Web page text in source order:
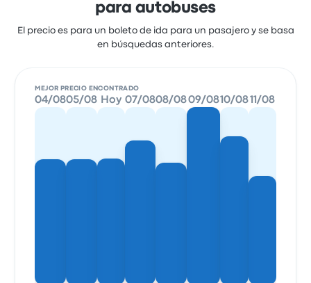
para autobuses
El precio es para un boleto de ida para un pasajero y se basa
en búsquedas anteriores.
MEJOR PRECIO ENCONTRADO
04/0805/08 Hoy 07/0808/0809/0810/0811/08